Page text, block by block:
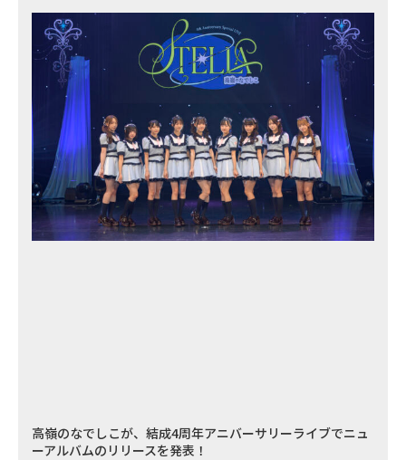
高嶺のなでしこが、結成4周年アニバーサリーライブでニュ
ーアルバムのリリースを発表！